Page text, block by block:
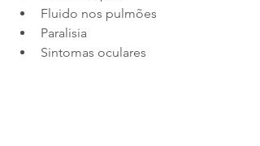
Fluido nos pulmões
Paralisia
Sintomas oculares